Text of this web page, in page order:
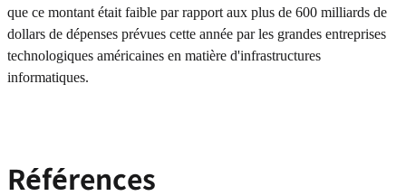
que ce montant était faible par rapport aux plus de 600 milliards de
dollars de dépenses prévues cette année par les grandes entreprises
technologiques américaines en matière d'infrastructures
informatiques.
Références